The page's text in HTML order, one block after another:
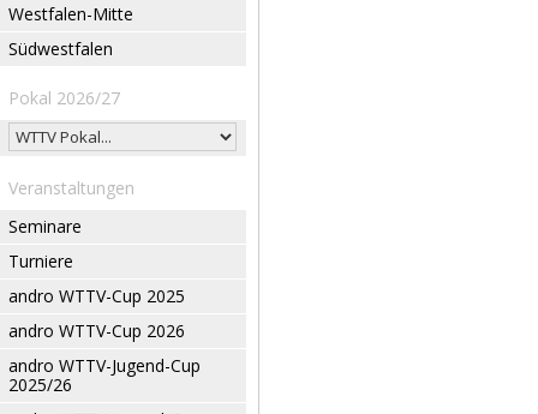
Westfalen-Mitte
Südwestfalen
Pokal 2026/27
Veranstaltungen
Seminare
Turniere
andro WTTV-Cup 2025
andro WTTV-Cup 2026
andro WTTV-Jugend-Cup
2025/26